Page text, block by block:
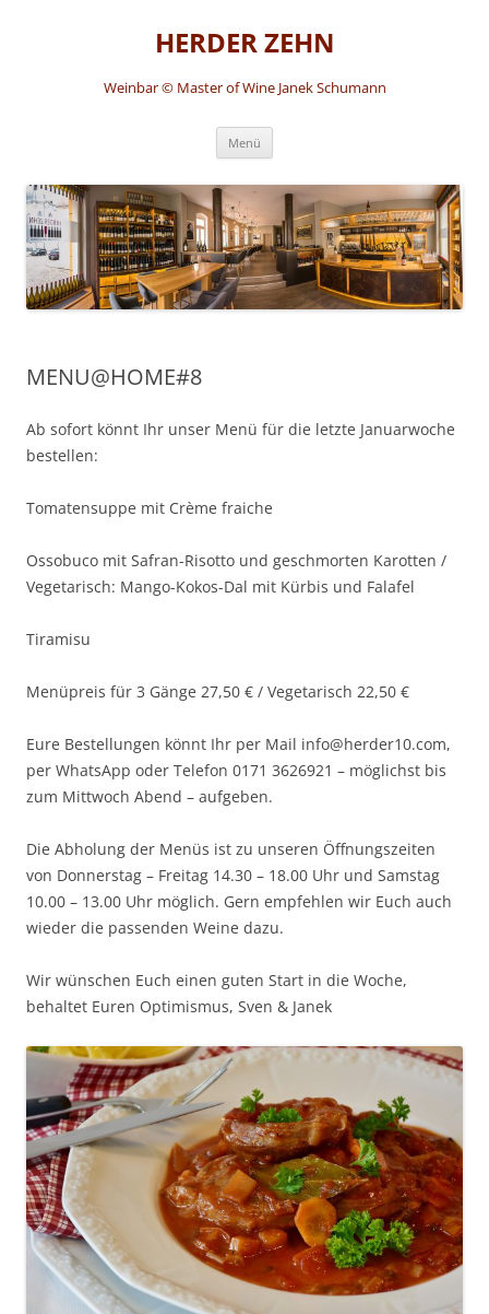
HERDER ZEHN
Weinbar © Master of Wine Janek Schumann
Menü
MENU@HOME#8
Ab sofort könnt Ihr unser Menü für die letzte Januarwoche
bestellen:
Tomatensuppe mit Crème fraiche
Ossobuco mit Safran-Risotto und geschmorten Karotten /
Vegetarisch: Mango-Kokos-Dal mit Kürbis und Falafel
Tiramisu
Menüpreis für 3 Gänge 27,50 € / Vegetarisch 22,50 €
Eure Bestellungen könnt Ihr per Mail info@herder10.com,
per WhatsApp oder Telefon 0171 3626921 – möglichst bis
zum Mittwoch Abend – aufgeben.
Die Abholung der Menüs ist zu unseren Öffnungszeiten
von Donnerstag – Freitag 14.30 – 18.00 Uhr und Samstag
10.00 – 13.00 Uhr möglich. Gern empfehlen wir Euch auch
wieder die passenden Weine dazu.
Wir wünschen Euch einen guten Start in die Woche,
behaltet Euren Optimismus, Sven & Janek